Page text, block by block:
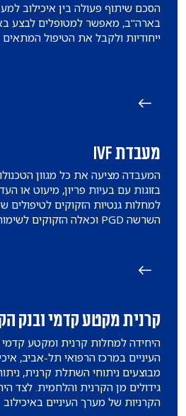
הסכם שיתוף פעולה בין איכילוב
בארה"ב, מאפשר למטופלים לבצע
ייחודיות ולקבל את הטיפול המתאים והנכון ביותר.
מעבדת IVF
המעבדה מציעה את כל מגוון
בזוגות עם בעיות פריון, מיעוט או
למחלות גנטיות הזקוקים לטיפולים
השרשה PGD וכאלה הזקוקים לשימור פוריות.
קרנית מקטע קדמי ובנק
היחידה למחלות קרנית ומקטע
העיניים במרכז הרפואי תל-אביב,
מבוצעים ניתוחי השתלת קרנית,
גידולים מן הקרנית והלחמית. לצד
הקרניות של מערך העיניים באיכילוב